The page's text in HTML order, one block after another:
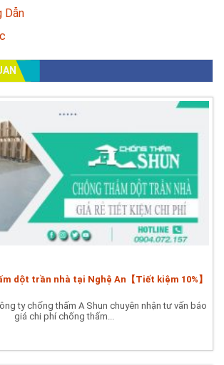
Dẫn
dột trần nhà tại Nghệ An【Tiết kiệm 10%】
ty chống thấm A Shun chuyên nhận tư vấn báo
giá chi phí chống thấm...